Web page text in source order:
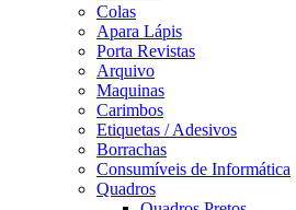
Colas
Apara Lápis
Porta Revistas
Arquivo
Maquinas
Carimbos
Etiquetas / Adesivos
Borrachas
Consumíveis de Informática
Quadros